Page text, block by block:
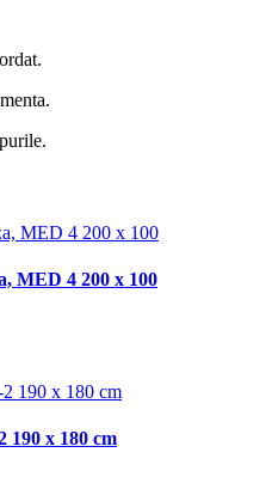
MED 4 200 x 100
190 x 180 cm